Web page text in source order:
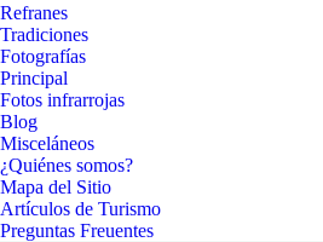
Refranes
Tradiciones
Fotografías
Principal
Fotos infrarrojas
Blog
Misceláneos
¿Quiénes somos?
Mapa del Sitio
Artículos de Turismo
Preguntas Freuentes